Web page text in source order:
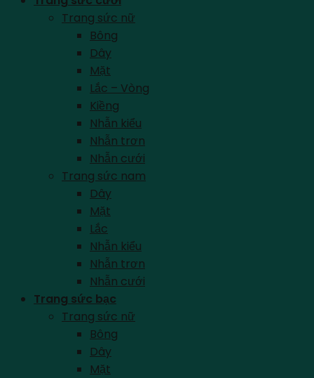
Trang sức nữ
Bông
Dây
Mặt
Lắc – Vòng
Kiềng
Nhẫn kiểu
Nhẫn trơn
Nhẫn cưới
Trang sức nam
Dây
Mặt
Lắc
Nhẫn kiểu
Nhẫn trơn
Nhẫn cưới
Trang sức bạc
Trang sức nữ
Bông
Dây
Mặt